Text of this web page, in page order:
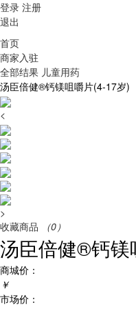
登录 注册
退出
首页
商家入驻
全部结果 儿童用药
汤臣倍健®钙镁咀嚼片(4-17岁)
<
>
收藏商品
（0）
汤臣倍健®钙镁
商城价：
￥
市场价：